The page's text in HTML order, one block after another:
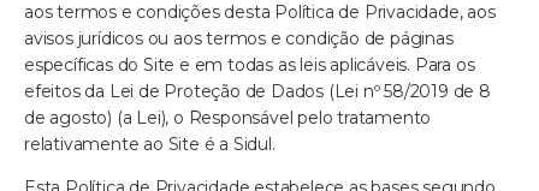
aos termos e condições desta Política de Privacidade, aos
avisos jurídicos ou aos termos e condição de páginas
específicas do Site e em todas as leis aplicáveis. Para os
efeitos da Lei de Proteção de Dados (Lei nº 58/2019 de 8
de agosto) (a Lei), o Responsável pelo tratamento
relativamente ao Site é a Sidul.